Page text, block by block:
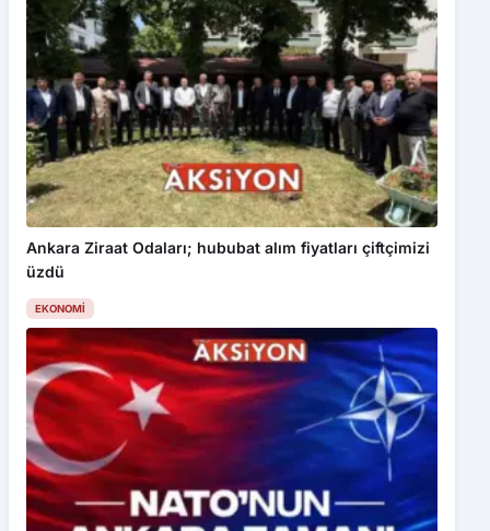
Ankara Ziraat Odaları; hububat alım fiyatları çiftçimizi
üzdü
EKONOMI